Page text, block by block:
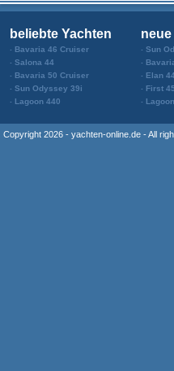
beliebte Yachten
Bavaria 46 Cruiser
Salona 44
Bavaria 50 Cruiser
Sun Odyssey 39i
Lagoon 440
Sun
Elan
First 45
Copyright 2026 - yachten-online.de - All